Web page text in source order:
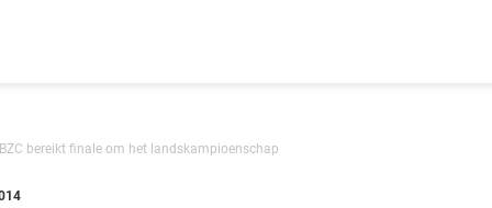
bereikt finale om het landskampioenschap